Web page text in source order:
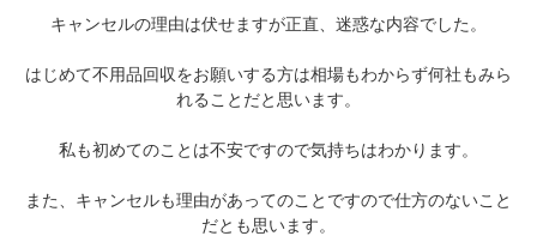
キャンセルの理由は伏せますが正直、迷惑な内容でした。
はじめて不用品回収をお願いする方は相場もわからず何社もみら
れることだと思います。
私も初めてのことは不安ですので気持ちはわかります。
また、キャンセルも理由があってのことですので仕方のないこと
だとも思います。